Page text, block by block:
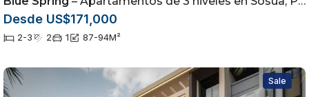
Desde US$171,000
2-3 2 1 87-94M²
Sale